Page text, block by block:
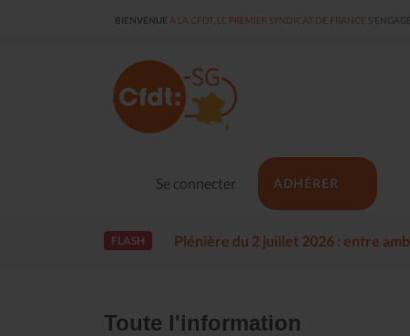
BIENVENUE À LA CFDT, LE PREMIER SYNDICAT DE FRANCE
Se connecter ADHÉRER
FLASH Plénière du 2 juillet 2026 : entre
Toute l'information